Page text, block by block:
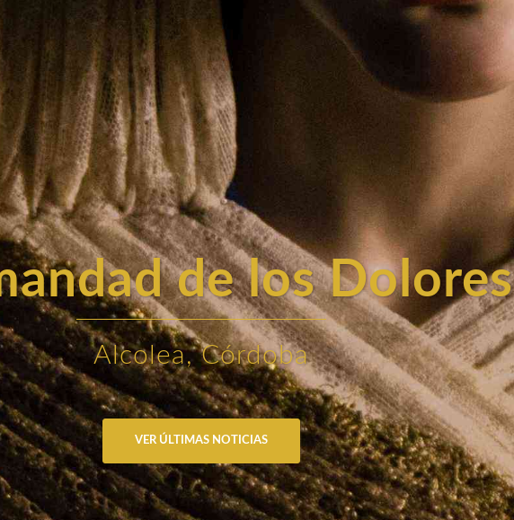
de los Dolores
Alcolea, Córdoba
VER ÚLTIMAS NOTICIAS